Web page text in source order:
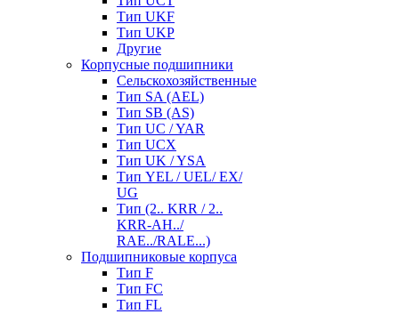
Тип UKF
Тип UKP
Другие
Корпусные подшипники
Сельскохозяйственные
Тип SA (AEL)
Тип SB (AS)
Тип UC / YAR
Тип UCX
Тип UK / YSA
Тип YEL / UEL/ EX/
UG
Тип (2.. KRR / 2..
KRR-AH../
RAE../RALE...)
Подшипниковые корпуса
Тип F
Тип FC
Тип FL